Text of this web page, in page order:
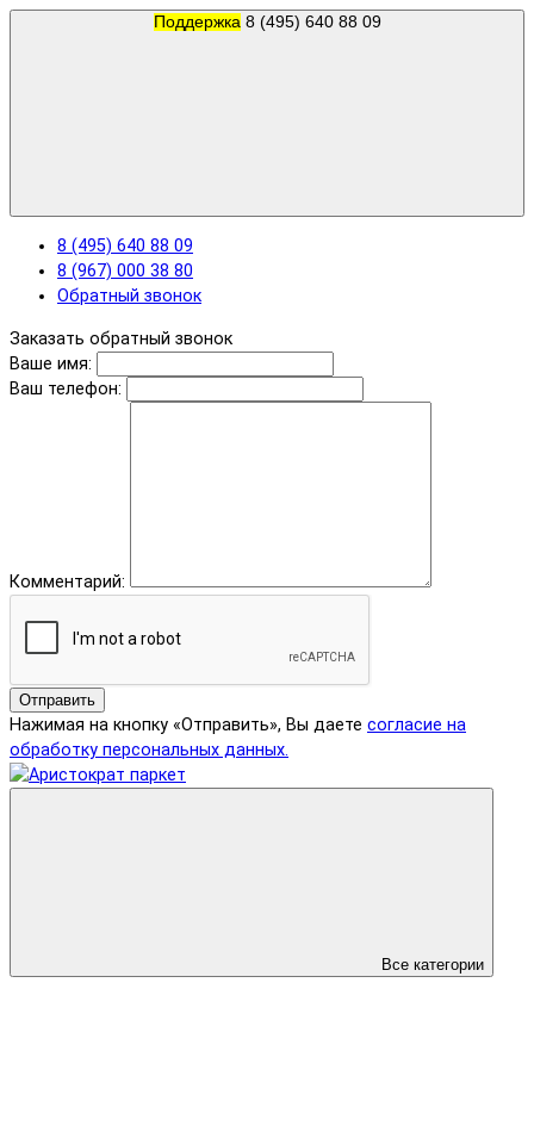
Поддержка 8 (495) 640 88 09
8 (495) 640 88 09
8 (967) 000 38 80
Обратный звонок
Заказать обратный звонок
Ваше имя:
Ваш телефон:
Комментарий:
Отправить
Нажимая на кнопку «Отправить», Вы даете согласие на
обработку персональных данных.
Все категории